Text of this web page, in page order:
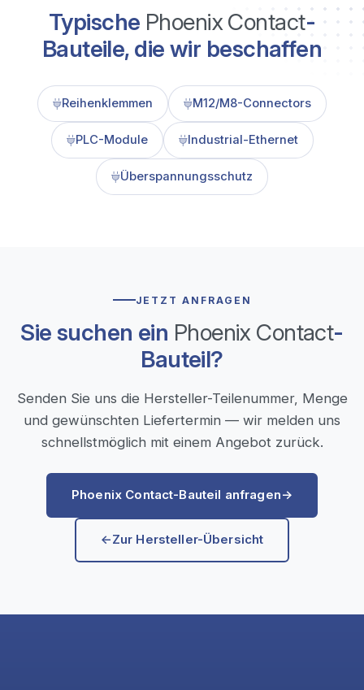
Typische Phoenix Contact-
Bauteile, die wir beschaffen
Reihenklemmen M12/M8-Connectors
PLC-Module Industrial-Ethernet
Überspannungsschutz
JETZT ANFRAGEN
Sie suchen ein Phoenix Contact-
Bauteil?
Senden Sie uns die Hersteller-Teilenummer, Menge
und gewünschten Liefertermin — wir melden uns
schnellstmöglich mit einem Angebot zurück.
Phoenix Contact-Bauteil anfragen→
←Zur Hersteller-Übersicht